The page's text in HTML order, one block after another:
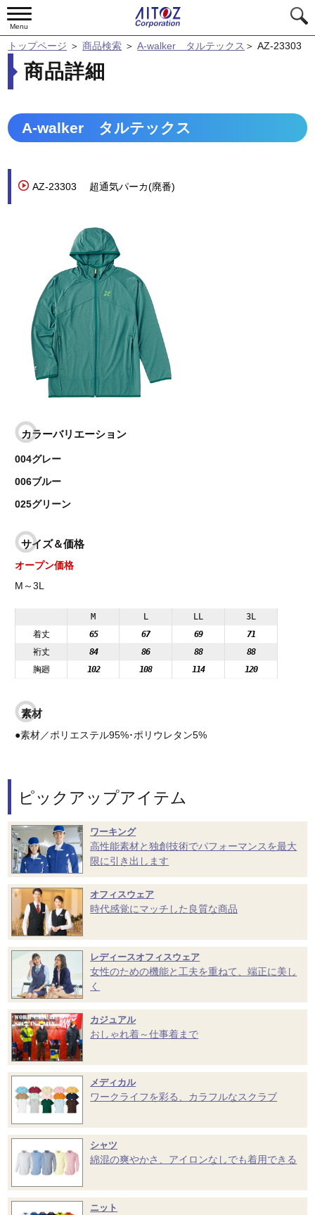
Menu
トップページ ＞商品検索 ＞ A-walker タルテックス ＞AZ-23303
商品詳細
A-walker タルテックス
AZ-23303 超通気パーカ(廃番)
カラーバリエーション
004グレー
006ブルー
025グリーン
サイズ＆価格
オープン価格
M～3L
M L LL
3L
着丈
65 67 69
71
裄丈
84 86 88
88
胸廻
102 108 114 120
素材
●素材／ポリエステル95%･ポリウレタン5%
ピックアップアイテム
ワーキング
高性能素材と独創技術でパフォーマンスを最大
限に引き出します
オフィスウェア
時代感覚にマッチした良質な商品
レディースオフィスウェア
女性のための機能と工夫を重ねて、端正に美し
く
カジュアル
おしゃれ着～仕事着まで
メディカル
ワークライフを彩る、カラフルなスクラブ
シャツ
綿混の爽やかさ、アイロンなしでも着用できる
ニット